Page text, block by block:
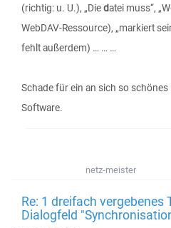
(richtig: u. U.), „Diedatei muss“,
WebDAV-Ressource), „markiert
fehlt außerdem) … … …
Schade für ein an sich so
Software.
netz-meister
Re: 1 dreifach vergebenes
Dialogfeld